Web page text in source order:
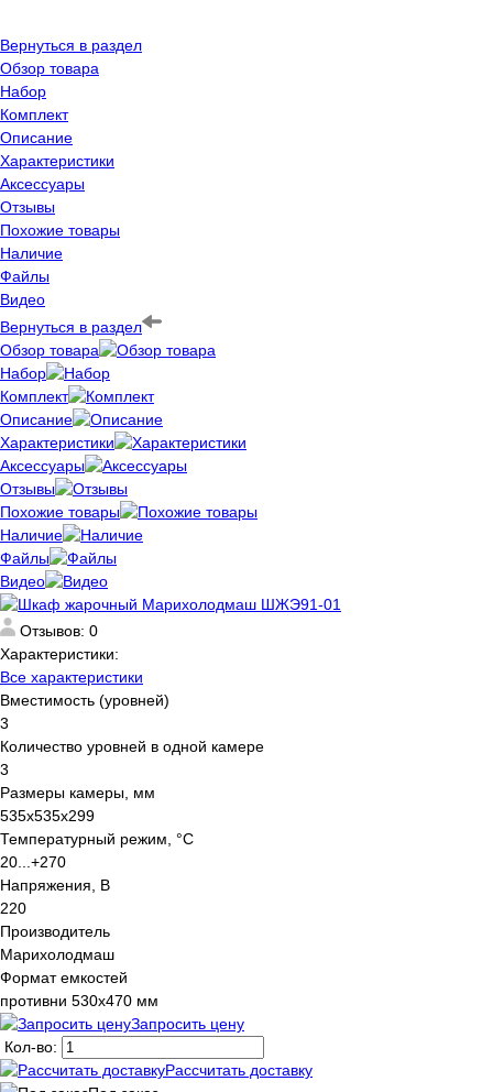
Вернуться в раздел
Обзор товара
Набор
Комплект
Описание
Характеристики
Аксессуары
Отзывы
Похожие товары
Наличие
Файлы
Видео
Вернуться в раздел
Обзор товара
Набор
Комплект
Описание
Характеристики
Аксессуары
Отзывы
Похожие товары
Наличие
Файлы
Видео
Отзывов: 0
Характеристики:
Все характеристики
Вместимость (уровней)
3
Количество уровней в одной камере
3
Размеры камеры, мм
535х535х299
Температурный режим, °C
20...+270
Напряжения, В
220
Производитель
Марихолодмаш
Формат емкостей
противни 530х470 мм
Запросить цену
Кол-во:
Рассчитать доставку